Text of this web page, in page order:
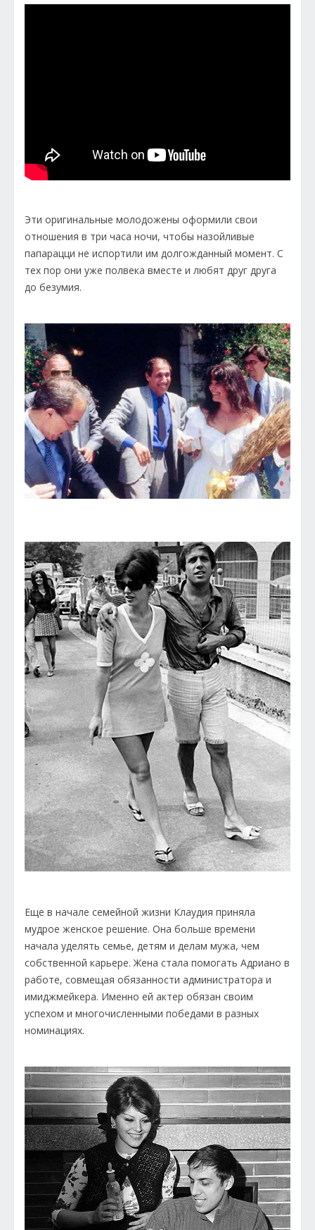
Эти оригинальные молодожены оформили свои
отношения в три часа ночи, чтобы назойливые
папарацци не испортили им долгожданный момент. С
тех пор они уже полвека вместе и любят друг друга
до безумия.
Еще в начале семейной жизни Клаудия приняла
мудрое женское решение. Она больше времени
начала уделять семье, детям и делам мужа, чем
собственной карьере. Жена стала помогать Адриано в
работе, совмещая обязанности администратора и
имиджмейкера. Именно ей актер обязан своим
успехом и многочисленными победами в разных
номинациях.